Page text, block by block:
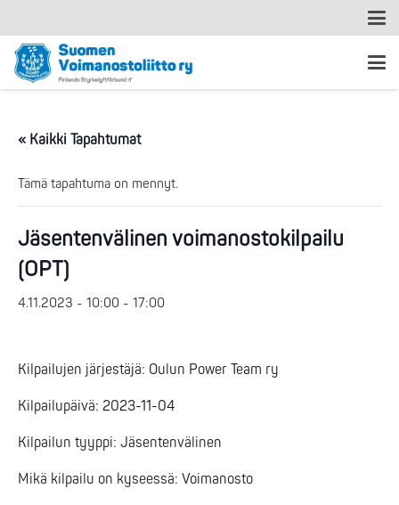
« Kaikki Tapahtumat
Tämä tapahtuma on mennyt.
Jäsentenvälinen voimanostokilpailu
(OPT)
4.11.2023 - 10:00 - 17:00
Kilpailujen järjestäjä: Oulun Power Team ry
Kilpailupäivä: 2023-11-04
Kilpailun tyyppi: Jäsentenvälinen
Mikä kilpailu on kyseessä: Voimanosto